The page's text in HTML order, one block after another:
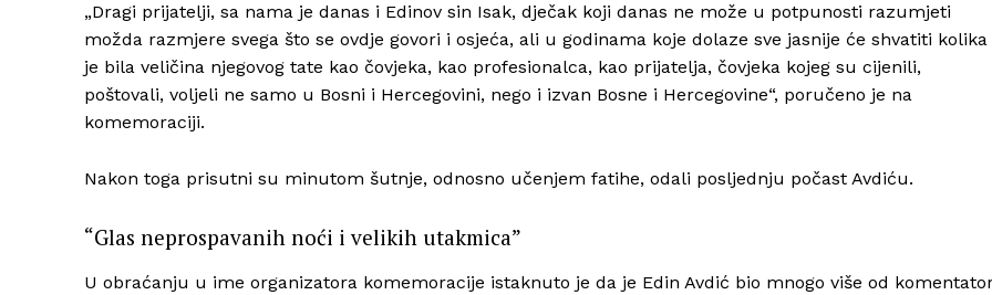
„Dragi prijatelji, sa nama je danas i Edinov sin Isak, dječak koji danas ne može u potpunosti razumjeti
možda razmjere svega što se ovdje govori i osjeća, ali u godinama koje dolaze sve jasnije će shvatiti kolika
je bila veličina njegovog tate kao čovjeka, kao profesionalca, kao prijatelja, čovjeka kojeg su cijenili,
poštovali, voljeli ne samo u Bosni i Hercegovini, nego i izvan Bosne i Hercegovine“, poručeno je na
komemoraciji.
Nakon toga prisutni su minutom šutnje, odnosno učenjem fatihe, odali posljednju počast Avdiću.
“Glas neprospavanih noći i velikih utakmica”
U obraćanju u ime organizatora komemoracije istaknuto je da je Edin Avdić bio mnogo više od